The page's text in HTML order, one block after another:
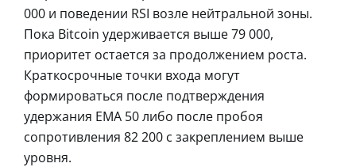
000 и поведении RSI возле нейтральной зоны.
Пока Bitcoin удерживается выше 79 000,
приоритет остается за продолжением роста.
Краткосрочные точки входа могут
формироваться после подтверждения
удержания EMA 50 либо после пробоя
сопротивления 82 200 с закреплением выше
уровня.